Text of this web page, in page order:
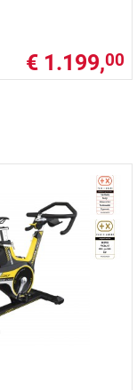
€ 1.199,00